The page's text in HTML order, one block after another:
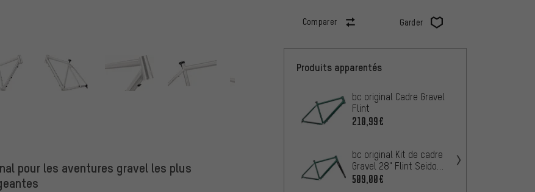
Comparer Garder
pour les aventures gravel les plus
Produits apparentés
bc original Cadre Gravel
Flint
210,99€
bc original Kit de cadre
Gravel 28" Flint Seido
RGT
509,00€